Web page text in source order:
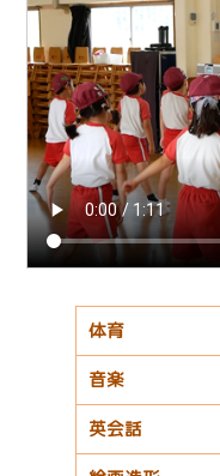
体育
音楽
英会話